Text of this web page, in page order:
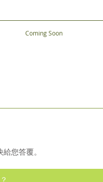
Coming Soon
您答覆。